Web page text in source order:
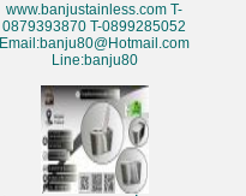
www.banjustainless.com T-
0879393870 T-0899285052
Email:banju80@Hotmail.com
Line:banju80